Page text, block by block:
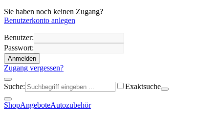
Sie haben noch keinen Zugang?
Benutzerkonto anlegen
Benutzer:
Passwort:
Anmelden
Zugang vergessen?
Suche: Exaktsuche
ShopAngeboteAutozubehör